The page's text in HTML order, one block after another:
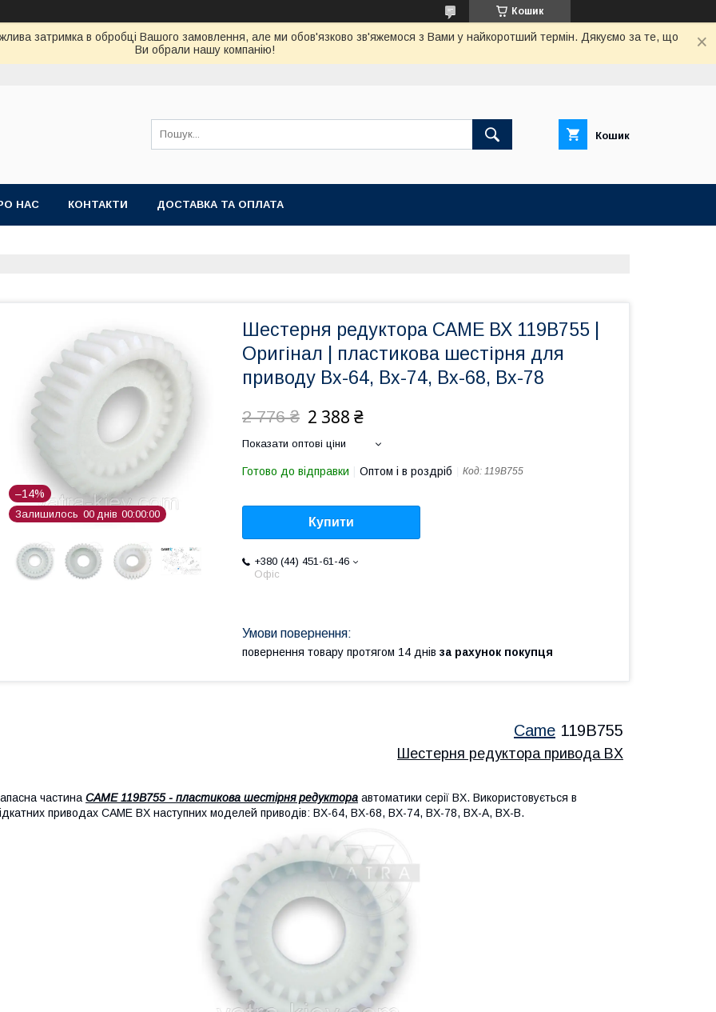
Кошик
затримка в обробці Вашого замовлення, але ми обов'язково зв'яжемося з Вами у найкоротший термін. Дякуємо за те, що
Ви обрали нашу компанію!
Кошик
НАС КОНТАКТИ ДОСТАВКА ТА ОПЛАТА
–14%
Залишилось 00 днів 00 00 00
Шестерня редуктора CAME ВХ 119B755 |
Оригінал | пластикова шестірня для
приводу Bx-64, Bx-74, Bx-68, Bx-78
2 776 ₴ 2 388 ₴
Показати оптові ціни
Готово до відправки Оптом і в роздріб Код: 119B755
Купити
+380 (44) 451-61-46
Офіс
повернення товару протягом 14 днів за рахунок покупця
Came 119B755
Шестерня редуктора привода BX
частина CAME 119B755 - пластикова шестірня редуктора автоматики серії BX. Використовується в
приводах CAME BX наступних моделей приводів: BX-64, BX-68, BX-74, BX-78, BX-A, BX-B.